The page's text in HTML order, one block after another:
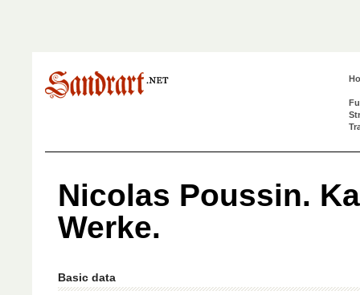
Nicolas Poussin.
Werke.
Basic data